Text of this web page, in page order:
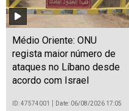
Médio Oriente: ONU
regista maior número de
ataques no Líbano desde
acordo com Israel
ID: 47574001 Date: 06/08/2026 17:05